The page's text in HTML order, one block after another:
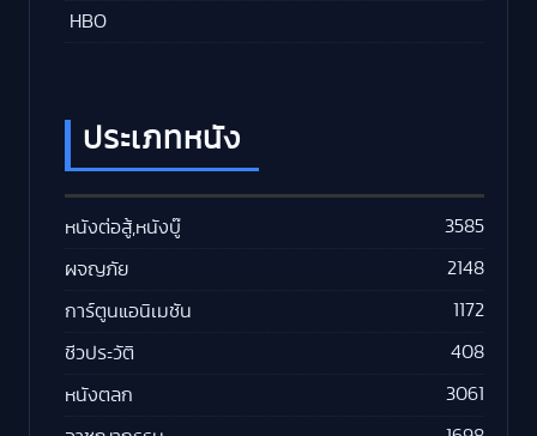
HBO
ประเภทหนัง
หนังต่อสู้,หนังบู๊ 3585
ผจญภัย 2148
การ์ตูนแอนิเมชัน 1172
ชีวประวัติ 408
หนังตลก 3061